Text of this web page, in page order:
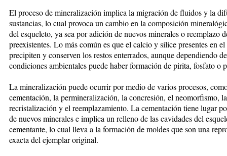
El proceso de mineralización implica la migración de fluidos y la
sustancias, lo cual provoca un cambio en la composición
del esqueleto, ya sea por adición de nuevos minerales o reemplazo
preexistentes. Lo más común es que el calcio y sílice presentes en
precipiten y conserven los restos enterrados, aunque dependiendo
condiciones ambientales puede haber formación de pirita, fosfato o
La mineralización puede ocurrir por medio de varios procesos,
cementación, la permineralización, la concresión, el neomorfismo, la
recristalización y el reemplazamiento. La cementación tiene lugar
de nuevos minerales e implica un relleno de las cavidades del
cementante, lo cual lleva a la formación de moldes que son una
exacta del ejemplar original.